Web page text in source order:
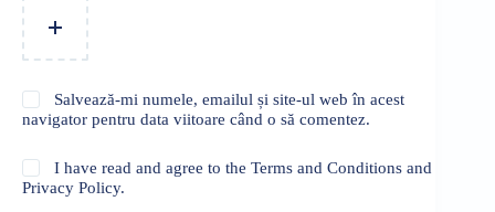
Salvează-mi numele, emailul și site-ul web în acest
navigator pentru data viitoare când o să comentez.
I have read and agree to the Terms and Conditions and
Privacy Policy.